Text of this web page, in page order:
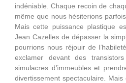
indéniable. Chaque recoin de
même que nous hésiterions
Mais cette puissance plastique
Jean Cazelles de dépasser la
pourrions nous réjouir de
exclamer devant des
simulacres d’immeubles et
divertissement spectaculaire. Mais